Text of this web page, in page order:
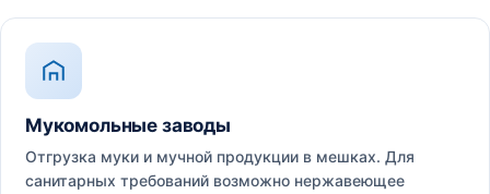
Мукомольные заводы
Отгрузка муки и мучной продукции в мешках. Для
санитарных требований возможно нержавеющее